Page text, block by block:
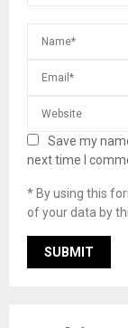
Save my
next time I
* By using this
of your data by